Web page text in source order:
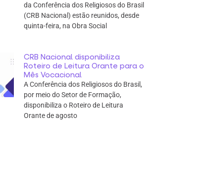
da Conferência dos Religiosos do Brasil
(CRB Nacional) estão reunidos, desde
quinta-feira, na Obra Social
CRB Nacional disponibiliza
Roteiro de Leitura Orante para o
Mês Vocacional
A Conferência dos Religiosos do Brasil,
por meio do Setor de Formação,
disponibiliza o Roteiro de Leitura
Orante de agosto